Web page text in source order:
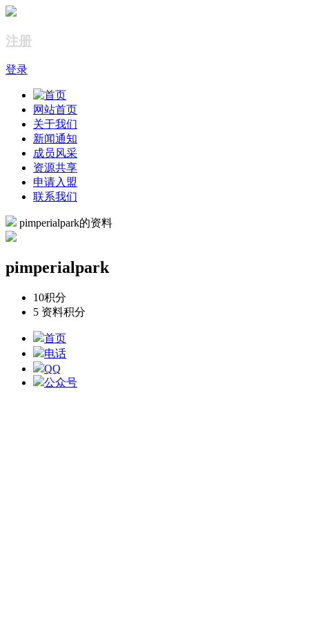
注册
登录
网站首页
关于我们
新闻通知
成员风采
资源共享
申请入盟
联系我们
pimperialpark的资料
pimperialpark
10积分
5 资料积分
首页
电话
QQ
公众号